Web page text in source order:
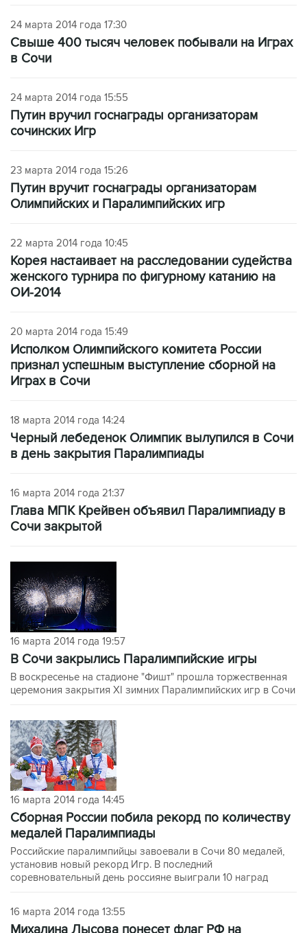
24 марта 2014 года 17:30
Свыше 400 тысяч человек побывали на Играх
в Сочи
24 марта 2014 года 15:55
Путин вручил госнаграды организаторам
сочинских Игр
23 марта 2014 года 15:26
Путин вручит госнаграды организаторам
Олимпийских и Паралимпийских игр
22 марта 2014 года 10:45
Корея настаивает на расследовании судейства
женского турнира по фигурному катанию на
ОИ-2014
20 марта 2014 года 15:49
Исполком Олимпийского комитета России
признал успешным выступление сборной на
Играх в Сочи
18 марта 2014 года 14:24
Черный лебеденок Олимпик вылупился в Сочи
в день закрытия Паралимпиады
16 марта 2014 года 21:37
Глава МПК Крейвен объявил Паралимпиаду в
Сочи закрытой
16 марта 2014 года 19:57
В Сочи закрылись Паралимпийские игры
В воскресенье на стадионе "Фишт" прошла торжественная
церемония закрытия XI зимних Паралимпийских игр в Сочи
16 марта 2014 года 14:45
Сборная России побила рекорд по количеству
медалей Паралимпиады
Российские паралимпийцы завоевали в Сочи 80 медалей,
установив новый рекорд Игр. В последний
соревновательный день россияне выиграли 10 наград
16 марта 2014 года 13:55